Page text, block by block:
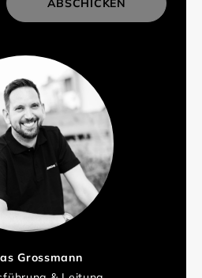
Grossmann
ABSCHICKEN